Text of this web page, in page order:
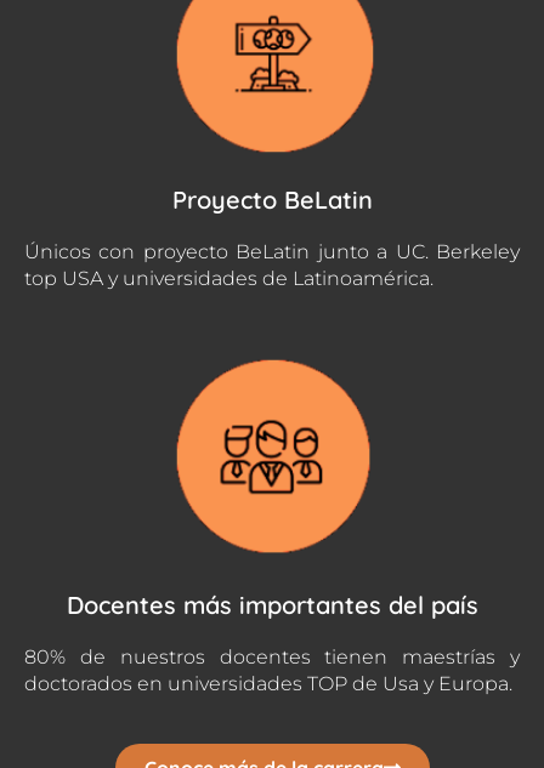
Proyecto BeLatin
Únicos con proyecto BeLatin junto a UC. Berkeley
top USA y universidades de Latinoamérica.
Docentes más importantes del país
80% de nuestros docentes tienen maestrías y
doctorados en universidades TOP de Usa y Europa.